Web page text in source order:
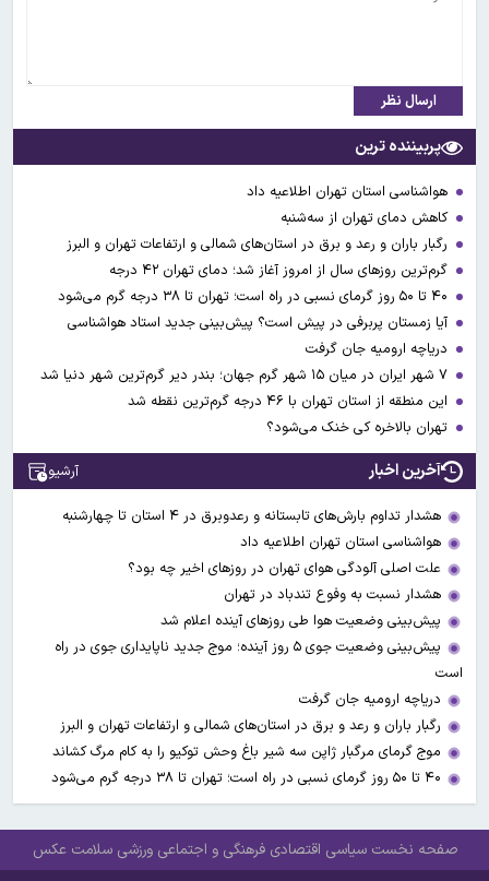
ارسال نظر
پربیننده ترین
هواشناسی استان تهران اطلاعیه داد
کاهش دمای تهران از سه‌شنبه
رگبار باران و رعد و برق در استان‌های شمالی و ارتفاعات تهران و البرز
گرم‌ترین روزهای سال از امروز آغاز شد؛ دمای تهران ۴۲ درجه
آیا زمستان پربرفی در پیش است؟ پیش‌بینی جدید استاد هواشناسی
دریاچه ارومیه جان گرفت
این منطقه از استان تهران با ۴۶ درجه گرم‌ترین نقطه شد
تهران بالاخره کی خنک می‌شود؟
آخرین اخبار آرشیو
هشدار تداوم بارش‌های تابستانه و رعدوبرق در ۴ استان تا چهارشنبه
هواشناسی استان تهران اطلاعیه داد
علت اصلی آلودگی هوای تهران در روزهای اخیر چه بود؟
هشدار نسبت به وفوع تندباد در تهران
پیش‌بینی وضعیت هوا طی روزهای آینده اعلام شد
پیش‌بینی وضعیت جوی ۵ روز آینده؛ موج جدید ناپایداری جوی در راه
است
دریاچه ارومیه جان گرفت
رگبار باران و رعد و برق در استان‌های شمالی و ارتفاعات تهران و البرز
موج گرمای مرگبار ژاپن سه شیر باغ وحش توکیو را به کام مرگ کشاند
۴۰ تا ۵۰ روز گرمای نسبی در راه است؛ تهران تا ۳۸ درجه گرم می‌شود
صفحه نخست سیاسی اقتصادی فرهنگی و اجتماعی ورزشی سلامت عکس